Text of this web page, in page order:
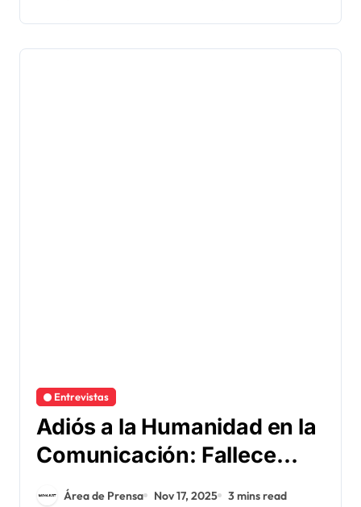
Entrevistas
Adiós a la Humanidad en la
Comunicación: Fallece
Carlos Rodolfo Zipfel
Área de Prensa Nov 17, 2025 3 mins read